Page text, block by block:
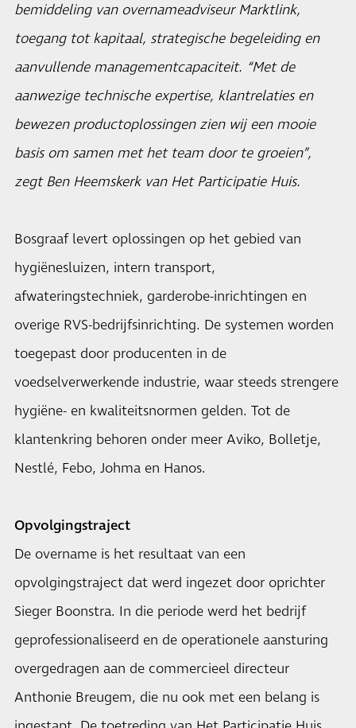
bemiddeling van overnameadviseur Marktlink,
toegang tot kapitaal, strategische begeleiding en
aanvullende managementcapaciteit. “Met de
aanwezige technische expertise, klantrelaties en
bewezen productoplossingen zien wij een mooie
basis om samen met het team door te groeien”,
zegt Ben Heemskerk van Het Participatie Huis.
Bosgraaf levert oplossingen op het gebied van
hygiënesluizen, intern transport,
afwateringstechniek, garderobe-inrichtingen en
overige RVS-bedrijfsinrichting. De systemen worden
toegepast door producenten in de
voedselverwerkende industrie, waar steeds strengere
hygiëne- en kwaliteitsnormen gelden. Tot de
klantenkring behoren onder meer Aviko, Bolletje,
Nestlé, Febo, Johma en Hanos.
Opvolgingstraject
De overname is het resultaat van een
opvolgingstraject dat werd ingezet door oprichter
Sieger Boonstra. In die periode werd het bedrijf
geprofessionaliseerd en de operationele aansturing
overgedragen aan de commercieel directeur
Anthonie Breugem, die nu ook met een belang is